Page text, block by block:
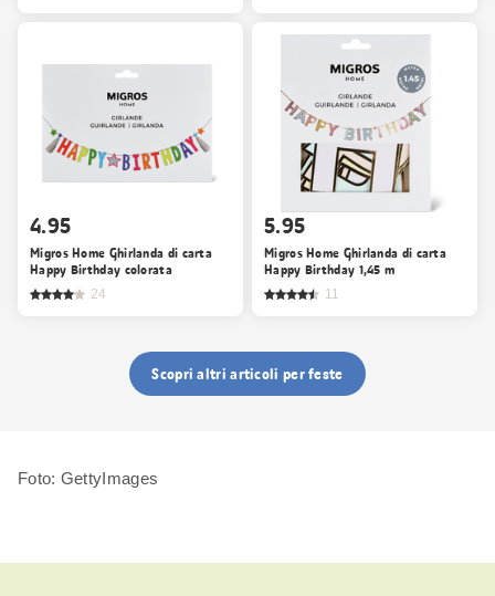
4.95
Migros Home Ghirlanda di carta
Happy Birthday colorata
24
5.95
Migros Home Ghirlanda di carta
Happy Birthday 1,45 m
11
Scopri altri articoli per feste
Foto: GettyImages